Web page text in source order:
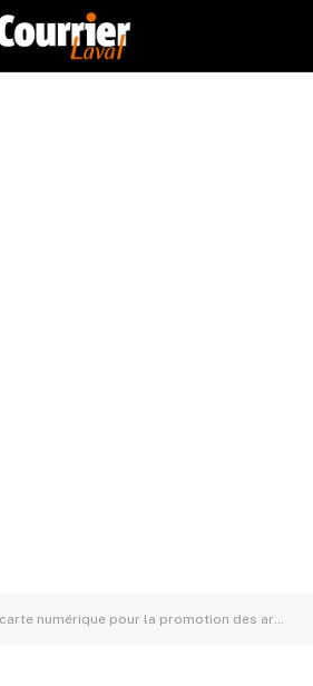
numérique pour la promotion des arts lavallois